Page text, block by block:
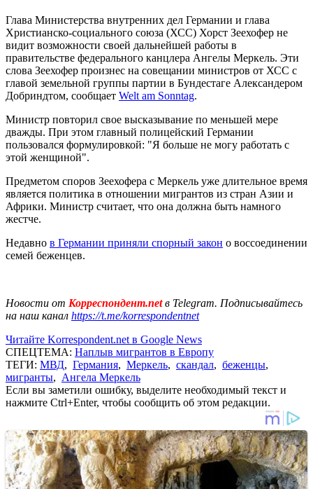
Глава Министерства внутренних дел Германии и глава
Христианско-социального союза (ХСС) Хорст Зеехофер не
видит возможности своей дальнейшей работы в
правительстве федерального канцлера Ангелы Меркель. Эти
слова Зеехофер произнес на совещании министров от ХСС с
главой земельной группы партии в Бундестаге Александером
Добриндтом, сообщает Welt am Sonntag.
Министр повторил свое высказывание по меньшей мере
дважды. При этом главный полицейский Германии
пользовался формулировкой: "Я больше не могу работать с
этой женщиной".
Предметом споров Зеехофера с Меркель уже длительное время
является политика в отношении мигрантов из стран Азии и
Африки. Министр считает, что она должна быть намного
жестче.
Недавно в Германии приняли спорный закон о воссоединении
семей беженцев.
Новости от Корреспондент.netв Telegram. Подписывайтесь
на наш канал https://t.me/korrespondentnet
Читайте Korrespondent.net в Google News
СПЕЦТЕМА: Наплыв мигрантов в Европу
ТЕГИ: МВД, Германия, Меркель, скандал, беженцы,
мигранты, Ангела Меркель
Если вы заметили ошибку, выделите необходимый текст и
нажмите Ctrl+Enter, чтобы сообщить об этом редакции.